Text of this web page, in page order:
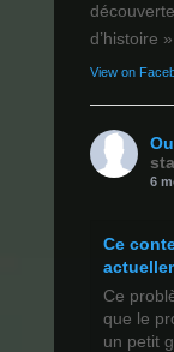
d’histoire ».
View on
6
Ce
Ce
que le
un petit